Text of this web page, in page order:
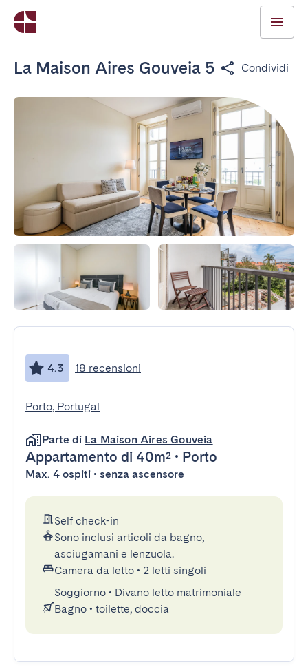
La Maison Aires Gouveia 5 Condividi
4.3 18 recensioni
Porto, Portugal
Parte di La Maison Aires Gouveia
Appartamento di 40m² • Porto
Max. 4 ospiti • senza ascensore
Self check-in
Sono inclusi articoli da bagno,
asciugamani e lenzuola.
Camera da letto • 2 letti singoli
Soggiorno • Divano letto matrimoniale
Bagno • toilette, doccia